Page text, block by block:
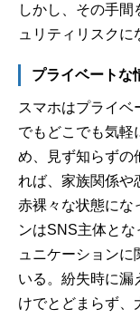
しかし、その手間
ュリティリスクに
プライベートな
スマホはプライベ
でもどこでも気軽
め、見ず知らずの
れば、家族関係や
赤裸々な状態にな
ンはSNS主体とな
ュニケーション
いる。紛失時に漏
けでとどまらず、